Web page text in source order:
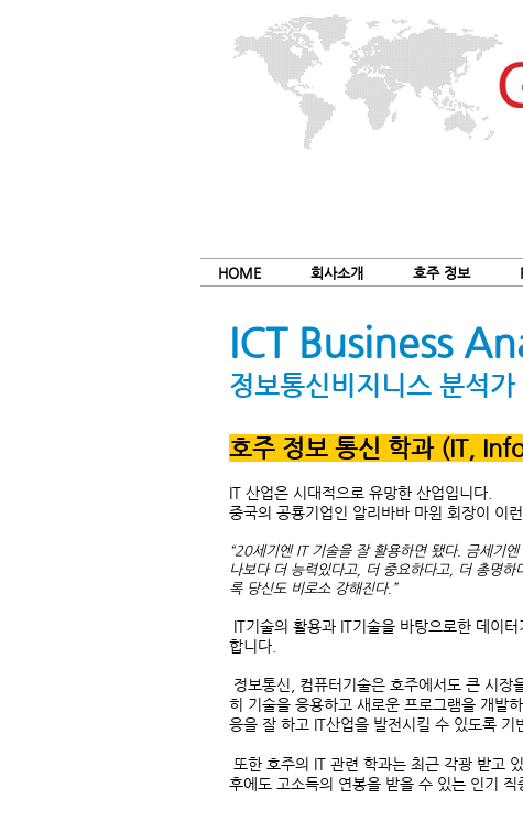
HOME 회사소개 호주 정보
ICT Business
정보통신비지니스 분석가
호주 정보 통신 학과 (IT,
IT 산업은 시대적으로 유망한 산업입니다.
중국의 공룡기업인 알리바바 마윈 회장이 이런
“20세기엔 IT 기술을 잘 활용하면 됐다. 금세기
나보다 더 능력있다고, 더 중요하다고, 더 총명
록 당신도 비로소 강해진다.”
IT기술의 활용과 IT기술을 바탕으로한 데이
합니다.
정보통신, 컴퓨터기술은 호주에서도 큰 시
히 기술을 응용하고 새로운 프로그램을 개발
응을 잘 하고 IT산업을 발전시킬 수 있도록 기
또한 호주의 IT 관련 학과는 최근 각광 받고
후에도 고소득의 연봉을 받을 수 있는 인기